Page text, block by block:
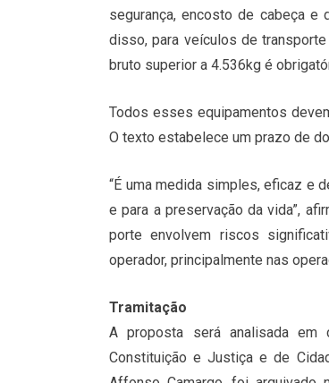
segurança, encosto de cabeça
disso, para veículos de
bruto superior a 4.536kg é
Todos esses equipamentos
O texto estabelece um prazo de
“É uma medida simples, eficaz e
e para a preservação da vida”,
porte envolvem riscos
operador, principalmente nas
Tramitação
A proposta será analisada em
Constituição e Justiça e de